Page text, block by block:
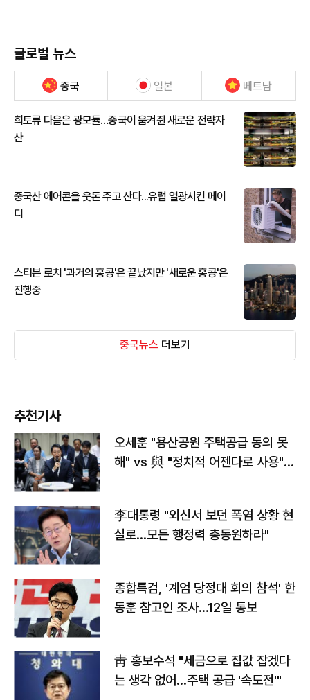
글로벌 뉴스
중국 일본 베트남
희토류 다음은 광모듈…중국이 움켜쥔 새로운 전략자
산
중국산 에어콘을 웃돈 주고 산다...유럽 열광시킨 메이
디
스티븐 로치 '과거의 홍콩'은 끝났지만 '새로운 홍콩'은
진행중
중국뉴스 더보기
추천기사
오세훈 "용산공원 주택공급 동의 못
해" vs 與 "정치적 어젠다로 사용"
李대통령 "외신서 보던 폭염 상황 현
실로…모든 행정력 총동원하라"
종합특검, '계엄 당정대 회의 참석' 한
동훈 참고인 조사...12일 통보
靑 홍보수석 "세금으로 집값 잡겠다
는 생각 없어…주택 공급 '속도전'"